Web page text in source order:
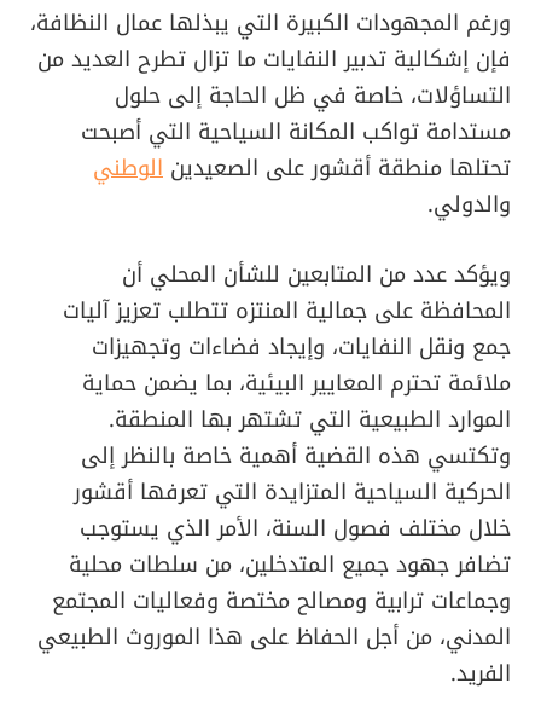
ورغم المجهودات الكبيرة التي يبذلها عمال النظافة،
فإن إشكالية تدبير النفايات ما تزال تطرح العديد من
التساؤلات، خاصة في ظل الحاجة إلى حلول
مستدامة تواكب المكانة السياحية التي أصبحت
تحتلها منطقة أقشور على الصعيدين الوطني
والدولي.
ويؤكد عدد من المتابعين للشأن المحلي أن
المحافظة على جمالية المنتزه تتطلب تعزيز آليات
جمع ونقل النفايات، وإيجاد فضاءات وتجهيزات
ملائمة تحترم المعايير البيئية، بما يضمن حماية
الموارد الطبيعية التي تشتهر بها المنطقة.
وتكتسي هذه القضية أهمية خاصة بالنظر إلى
الحركية السياحية المتزايدة التي تعرفها أقشور
خلال مختلف فصول السنة، الأمر الذي يستوجب
تضافر جهود جميع المتدخلين، من سلطات محلية
وجماعات ترابية ومصالح مختصة وفعاليات المجتمع
المدني، من أجل الحفاظ على هذا الموروث الطبيعي
الفريد.